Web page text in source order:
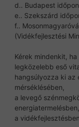
d.. Budapest
e.. Szekszárd
f..
(Vidékfejlesztési
Kérek mindenkit,
legközelebb eső
hangsúlyozza ki az
mérséklésében,
a levegő
a